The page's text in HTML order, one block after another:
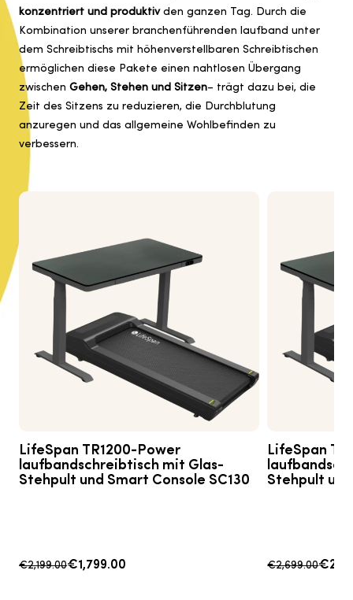
konzentriert und produktivden ganzen Tag. Durch die
Kombination unserer branchenführenden laufband unter
dem Schreibtischs mit höhenverstellbaren Schreibtischen
ermöglichen diese Pakete einen nahtlosen Übergang
zwischen Gehen, Stehen und Sitzen– trägt dazu bei, die
Zeit des Sitzens zu reduzieren, die Durchblutung
anzuregen und das allgemeine Wohlbefinden zu
verbessern.
LifeSpan TR1200-Power
laufbandschreibtisch mit Glas-
Stehpult und Smart Console SC130
€2,199.00€1,799.00
LifeSpan
Stehpult
€2,699.00